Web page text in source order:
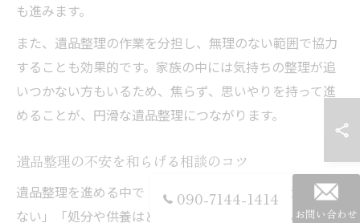
も進みます。
また、遺品整理の作業を分担し、無理のない範囲で協力
することも効果的です。家族の中には気持ちの整理が追
いつかない方もいるため、焦らず、思いやりを持って進
めることが、円滑な遺品整理につながります。
遺品整理の不安を和らげる相談のコツ
遺品整理を進める中で「何から始めればいいのか分から
ない」「処分や供養はどうすればいいのか」といった不
090-7144-1414
お問い合わせ